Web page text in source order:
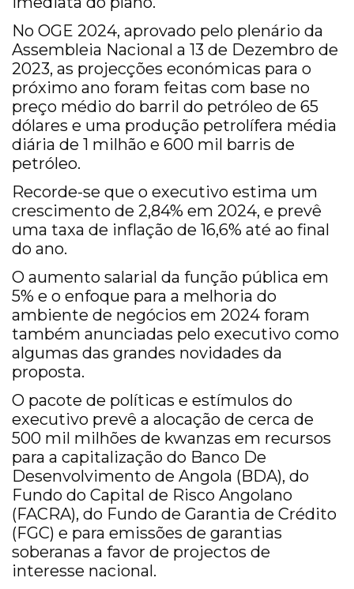
No OGE 2024, aprovado pelo plenário da
Assembleia Nacional a 13 de Dezembro de
2023, as projecções económicas para o
próximo ano foram feitas com base no
preço médio do barril do petróleo de 65
dólares e uma produção petrolífera média
diária de 1 milhão e 600 mil barris de
petróleo.
Recorde-se que o executivo estima um
crescimento de 2,84% em 2024, e prevê
uma taxa de inflação de 16,6% até ao final
do ano.
O aumento salarial da função pública em
5% e o enfoque para a melhoria do
ambiente de negócios em 2024 foram
também anunciadas pelo executivo como
algumas das grandes novidades da
proposta.
O pacote de políticas e estímulos do
executivo prevê a alocação de cerca de
500 mil milhões de kwanzas em recursos
para a capitalização do Banco De
Desenvolvimento de Angola (BDA), do
Fundo do Capital de Risco Angolano
(FACRA), do Fundo de Garantia de Crédito
(FGC) e para emissões de garantias
soberanas a favor de projectos de
interesse nacional.